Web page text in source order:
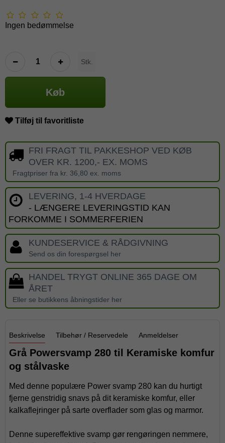
Ingen bedømmelse
Stk.
Køb
Tilføj til favoritliste
FRI FRAGT TIL PAKKESHOP VED KØB
OVER KR. 1200,- EX. MOMS
Fragtpriser fra kr. 36,80 ex. moms
LEVERING, 1-4 HVERDAGE
- LÆNGERE LEVERINGSTID KAN
FORKOMME I SOMMERFERIEN
KUNDESERVICE & RÅDGIVNING
Send os din forespørgsel her
HANDEL TRYGT ONLINE 365 DAGE OM
ÅRET
Eller se butikkens åbningstider her
Beskrivelse Tilbehør / Reservedele Anmeldelser
Grå Powersvamp 280 til Keramiske komfur
og stålvaske
Med denne populære Power svamp 280 kan du hurtigt
fjerne genstridig snavs på dit keramiske komfur, eller
kalkaflejringer på sarte overflader som glas og marmor.
Denne supereffektive svamp gør rengøringen nemmere,